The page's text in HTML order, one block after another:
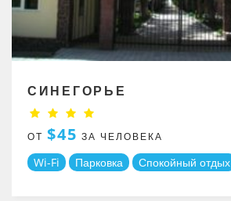
СИНЕГОРЬЕ
ОТ $45 ЗА ЧЕЛОВЕКА
Wi-Fi Парковка Спокойный отдых